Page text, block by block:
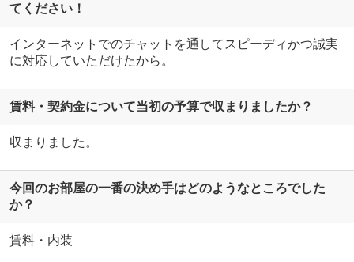
てください！
インターネットでのチャットを通してスピーディかつ誠実
に対応していただけたから。
賃料・契約金について当初の予算で収まりましたか？
収まりました。
今回のお部屋の一番の決め手はどのようなところでした
か？
賃料・内装